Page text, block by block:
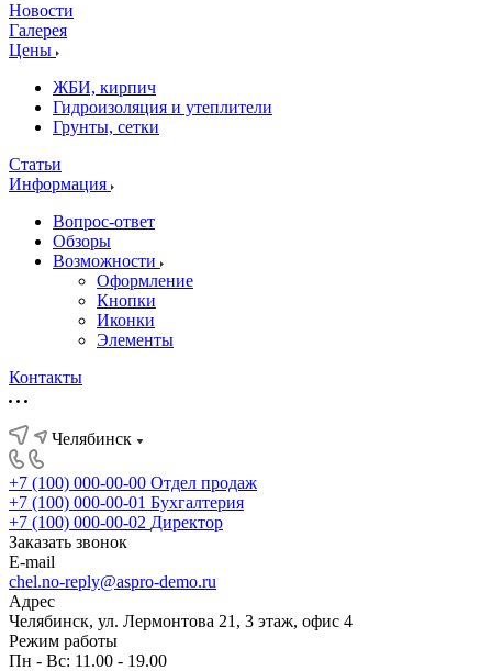
Новости
Галерея
Цены
ЖБИ, кирпич
Гидроизоляция и утеплители
Грунты, сетки
Статьи
Информация
Вопрос-ответ
Обзоры
Возможности
Оформление
Кнопки
Иконки
Элементы
Контакты
Челябинск
+7 (100) 000-00-00 Отдел продаж
+7 (100) 000-00-01 Бухгалтерия
+7 (100) 000-00-02 Директор
Заказать звонок
E-mail
chel.no-reply@aspro-demo.ru
Адрес
Челябинск, ул. Лермонтова 21, 3 этаж, офис 4
Режим работы
Пн - Вс: 11.00 - 19.00